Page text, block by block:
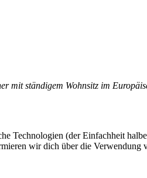
ständigem Wohnsitz im
Technologien (der Einfachheit
wir dich über die Verwendung